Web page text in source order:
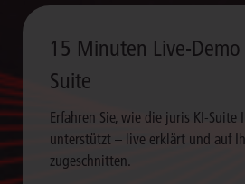
15 Minuten Live-
Suite
Erfahren Sie, wie die juris KI-Suite
unterstützt – live erklärt und auf
zugeschnitten.